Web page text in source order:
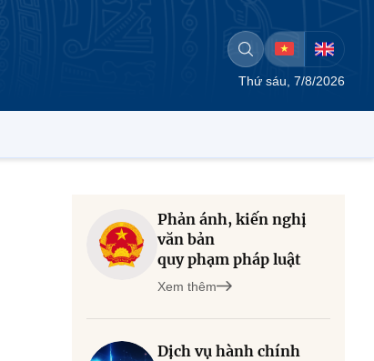
Thứ sáu, 7/8/2026
Phản ánh, kiến nghị
văn bản
quy phạm pháp luật
Xem thêm
Dịch vụ hành chính